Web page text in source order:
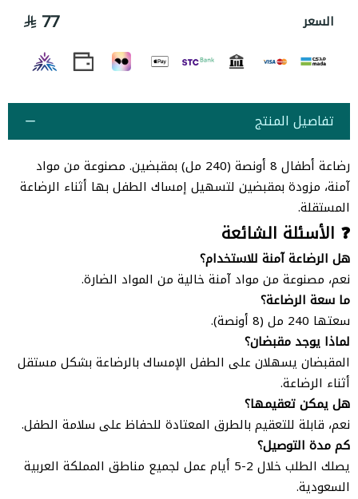
السعر 77
تفاصيل المنتج
رضاعة أطفال 8 أونصة (240 مل) بمقبضين. مصنوعة من مواد
آمنة، مزودة بمقبضين لتسهيل إمساك الطفل بها أثناء الرضاعة
المستقلة.
❓ الأسئلة الشائعة
هل الرضاعة آمنة للاستخدام؟
نعم، مصنوعة من مواد آمنة خالية من المواد الضارة.
ما سعة الرضاعة؟
سعتها 240 مل (8 أونصة).
لماذا يوجد مقبضان؟
المقبضان يسهلان على الطفل الإمساك بالرضاعة بشكل مستقل
أثناء الرضاعة.
هل يمكن تعقيمها؟
نعم، قابلة للتعقيم بالطرق المعتادة للحفاظ على سلامة الطفل.
كم مدة التوصيل؟
يصلك الطلب خلال 2-5 أيام عمل لجميع مناطق المملكة العربية
السعودية.